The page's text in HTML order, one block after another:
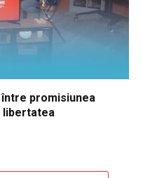
promisiunea
libertatea